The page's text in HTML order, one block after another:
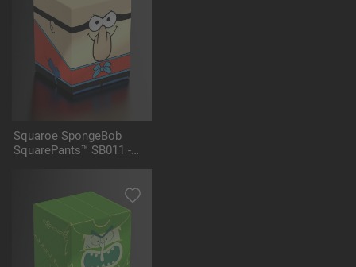
Squaroe SpongeBob
SquarePants™ SB011 -